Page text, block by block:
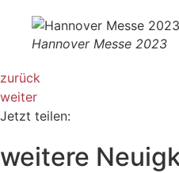
Hannover Messe 2023
zurück
weiter
Jetzt teilen:
weitere